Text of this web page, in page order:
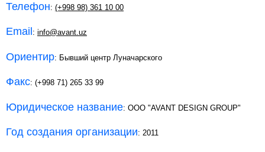
Телефон: (+998 98) 361 10 00
Email : info@avant.uz
Ориентир: Бывший центр Луначарского
Факс: (+998 71) 265 33 99
Юридическое название: ООО "AVANT DESIGN GROUP"
Год создания организации: 2011